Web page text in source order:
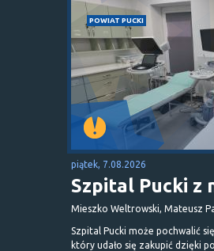
POWIAT PUCKI
piątek, 7.08.2026
Szpital Pucki z
Mieszko Weltrowski, Mateusz
Szpital Pucki może pochwalić
który udało się zakupić dzięki